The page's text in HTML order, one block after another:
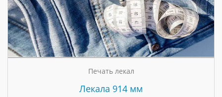
Печать лекал
Лекала 914 мм